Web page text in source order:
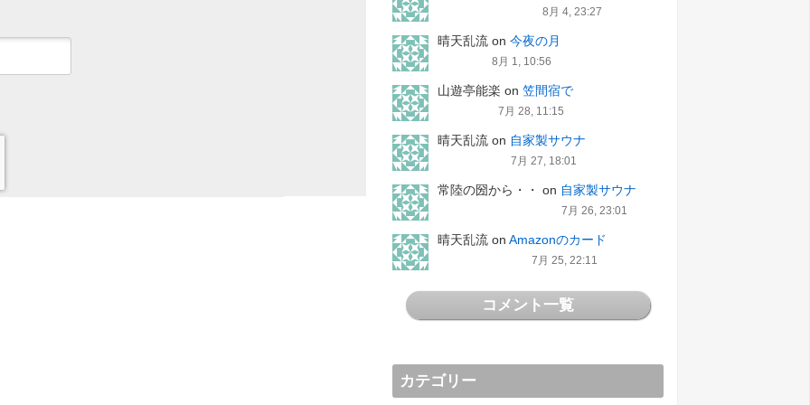
8月 4, 23:27
晴天乱流 on 今夜の月
8月 1, 10:56
山遊亭能楽 on 笠間宿で
7月 28, 11:15
晴天乱流 on 自家製サウナ
7月 27, 18:01
常陸の圀から・・ on 自家製サウナ
7月 26, 23:01
晴天乱流 on Amazonのカード
7月 25, 22:11
コメント一覧
カテゴリー